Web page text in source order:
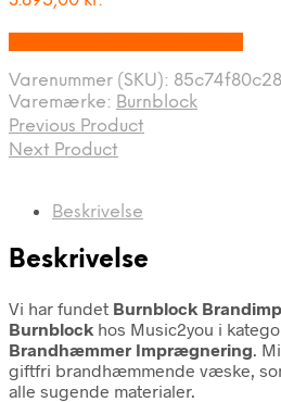
Varenummer (SKU):
Varemærke: Burnblock
Previous Product
Next Product
Beskrivelse
Beskrivelse
Vi har fundet Burnblock
Burnblock hos Music2you i
Brandhæmmer Imprægnering.
giftfri brandhæmmende væske,
alle sugende materialer.